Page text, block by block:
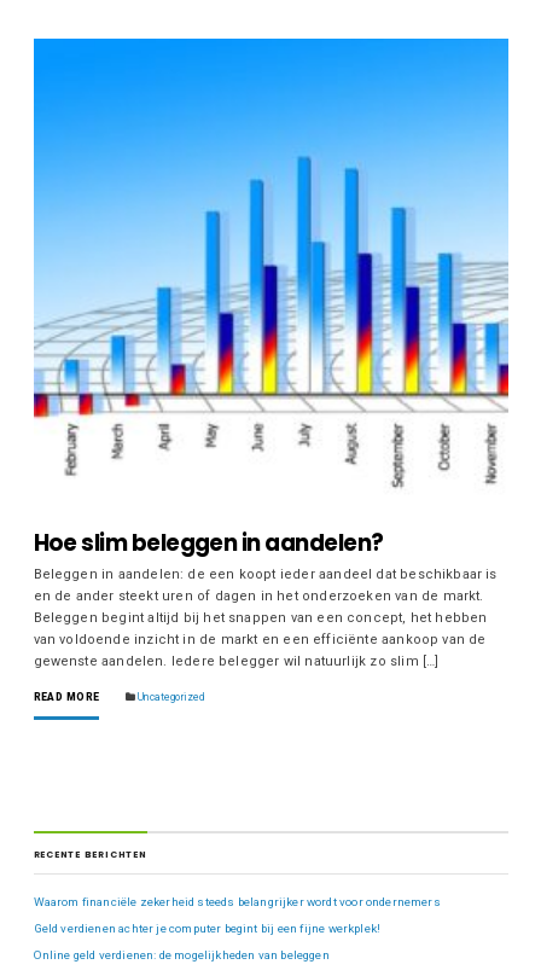
Hoe slim beleggen in aandelen?
Beleggen in aandelen: de een koopt ieder aandeel dat beschikbaar is
en de ander steekt uren of dagen in het onderzoeken van de markt.
Beleggen begint altijd bij het snappen van een concept, het hebben
van voldoende inzicht in de markt en een efficiënte aankoop van de
gewenste aandelen. Iedere belegger wil natuurlijk zo slim […]
READ MORE Uncategorized
RECENTE BERICHTEN
Waarom financiële zekerheid steeds belangrijker wordt voor ondernemers
Geld verdienen achter je computer begint bij een fijne werkplek!
Online geld verdienen: de mogelijkheden van beleggen